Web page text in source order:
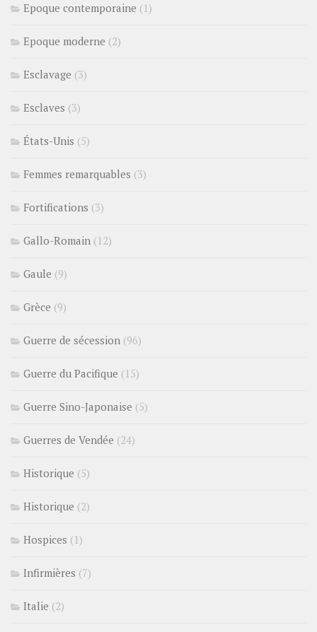
Epoque contemporaine (1)
Epoque moderne (2)
Esclavage (3)
Esclaves (3)
États-Unis (5)
Femmes remarquables (3)
Fortifications (3)
Gallo-Romain (12)
Gaule (9)
Grèce (9)
Guerre de sécession (96)
Guerre du Pacifique (15)
Guerre Sino-Japonaise (5)
Guerres de Vendée (24)
Historique (5)
Historique (2)
Hospices (1)
Infirmières (7)
Italie (2)